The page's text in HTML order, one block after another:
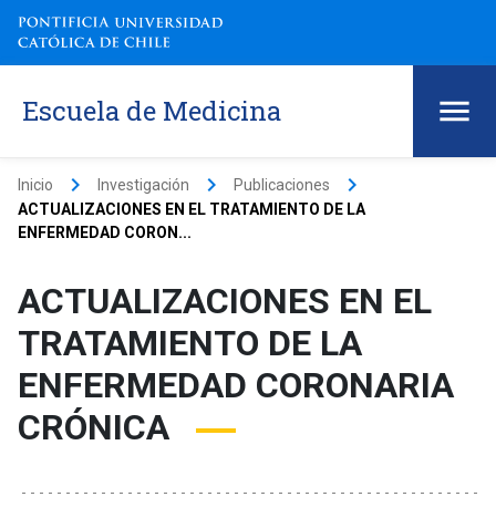
Escuela de Medicina
Inicio keyboard_arrow_right Investigación keyboard_arrow_right Publicaciones keyboard_arrow_right
ACTUALIZACIONES EN EL TRATAMIENTO DE LA
ENFERMEDAD CORON...
ACTUALIZACIONES EN EL
TRATAMIENTO DE LA
ENFERMEDAD CORONARIA
CRÓNICA